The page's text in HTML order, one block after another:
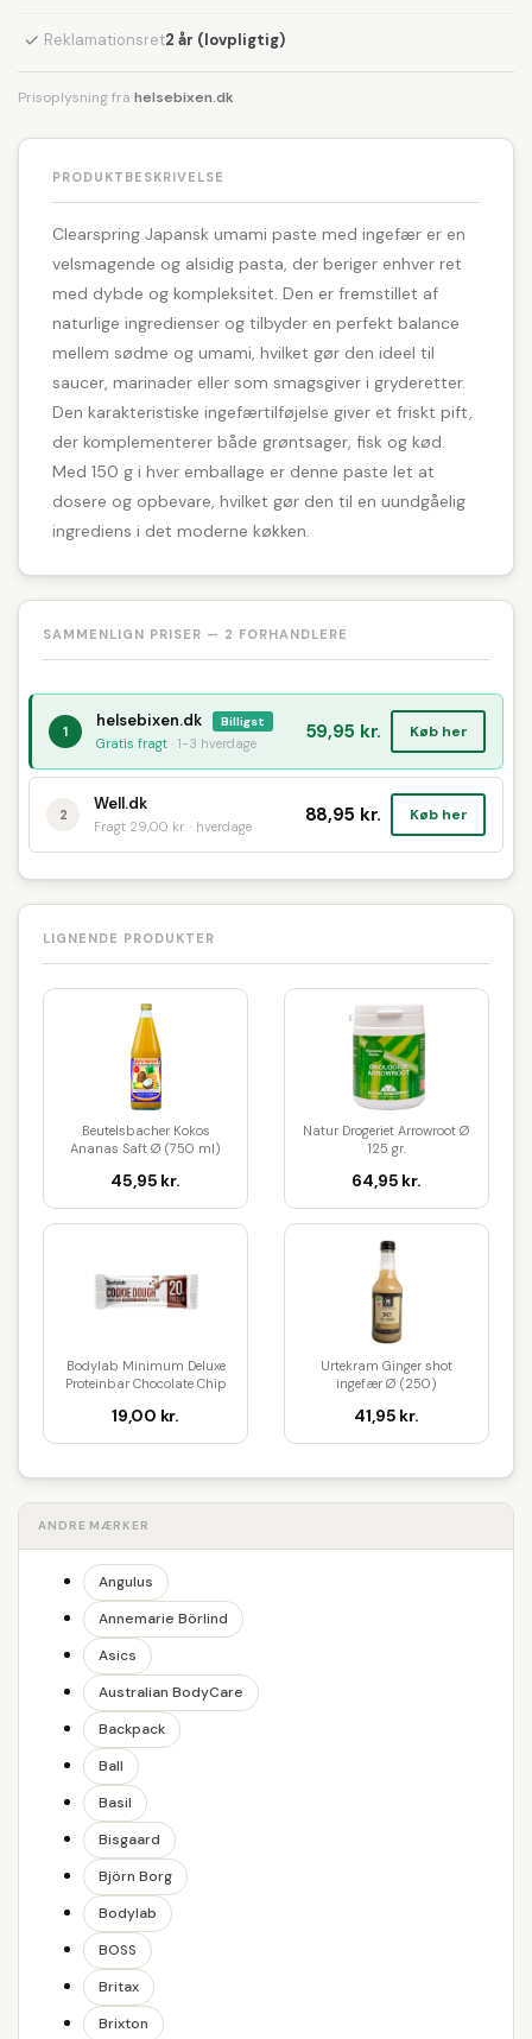
✓ Reklamationsret2 år (lovpligtig)
Prisoplysning fra helsebixen.dk
PRODUKTBESKRIVELSE
Clearspring Japansk umami paste med ingefær er en
velsmagende og alsidig pasta, der beriger enhver ret
med dybde og kompleksitet. Den er fremstillet af
naturlige ingredienser og tilbyder en perfekt balance
mellem sødme og umami, hvilket gør den ideel til
saucer, marinader eller som smagsgiver i gryderetter.
Den karakteristiske ingefærtilføjelse giver et friskt pift,
der komplementerer både grøntsager, fisk og kød.
Med 150 g i hver emballage er denne paste let at
dosere og opbevare, hvilket gør den til en uundgåelig
ingrediens i det moderne køkken.
SAMMENLIGN PRISER — 2 FORHANDLERE
1
helsebixen.dk Billigst
Gratis fragt · 1-3 hverdage 59,95 kr. Køb her
2
Well.dk
Fragt 29,00 kr. · hverdage 88,95 kr. Køb her
LIGNENDE PRODUKTER
Beutelsbacher Kokos
Ananas Saft Ø (750 ml)
45,95 kr.
Natur Drogeriet Arrowroot Ø
125 gr.
64,95 kr.
Bodylab Minimum Deluxe
Proteinbar Chocolate Chip
19,00 kr.
Urtekram Ginger shot
ingefær Ø (250)
41,95 kr.
ANDRE MÆRKER
Angulus
Annemarie Börlind
Asics
Australian BodyCare
Backpack
Ball
Basil
Bisgaard
Björn Borg
Bodylab
BOSS
Britax
Brixton